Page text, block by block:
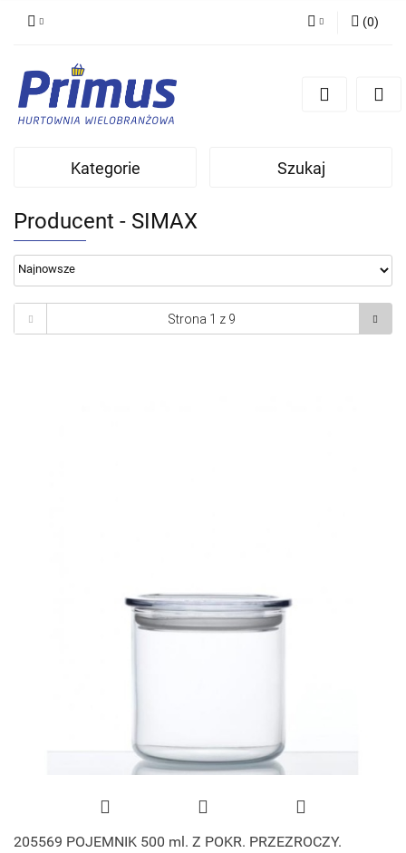
Zarejestruj się
(0)
Kategorie Szukaj
Producent - SIMAX
205569 POJEMNIK 500 ml. Z POKR. PRZEZROCZY.